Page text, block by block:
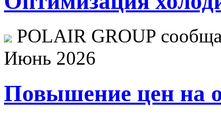
POLAIR GROUP
Июнь 2026
Повышение цен на